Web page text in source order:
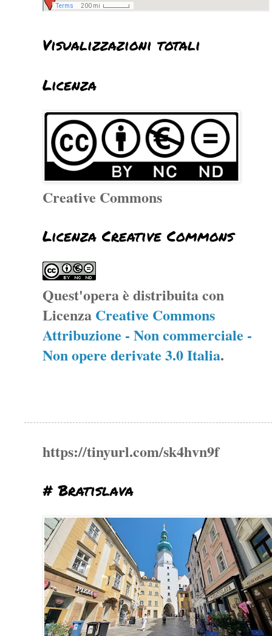
Visualizzazioni totali
Licenza
Creative Commons
Licenza Creative Commons
Quest'opera è distribuita con
Licenza Creative Commons
Attribuzione - Non commerciale -
Non opere derivate 3.0 Italia.
https://tinyurl.com/sk4hvn9f
# Bratislava